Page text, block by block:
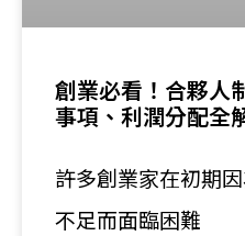
創業必看！合夥人
事項、利潤分配全
許多創業家在初期
不足而面臨困難